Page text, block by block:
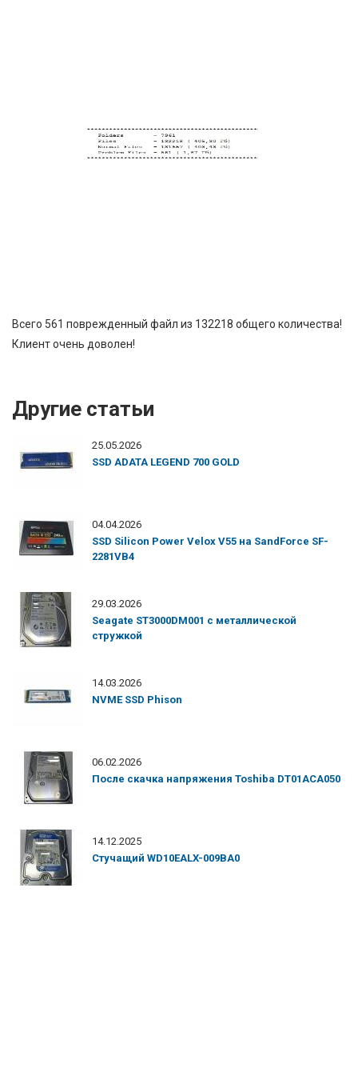
Всего 561 поврежденный файл из 132218 общего количества!
Клиент очень доволен!
Другие статьи
25.05.2026
SSD ADATA LEGEND 700 GOLD
04.04.2026
SSD Silicon Power Velox V55 на SandForce SF-
2281VB4
29.03.2026
Seagate ST3000DM001 с металлической
стружкой
14.03.2026
NVME SSD Phison
06.02.2026
После скачка напряжения Toshiba DT01ACA050
14.12.2025
Стучащий WD10EALX-009BA0